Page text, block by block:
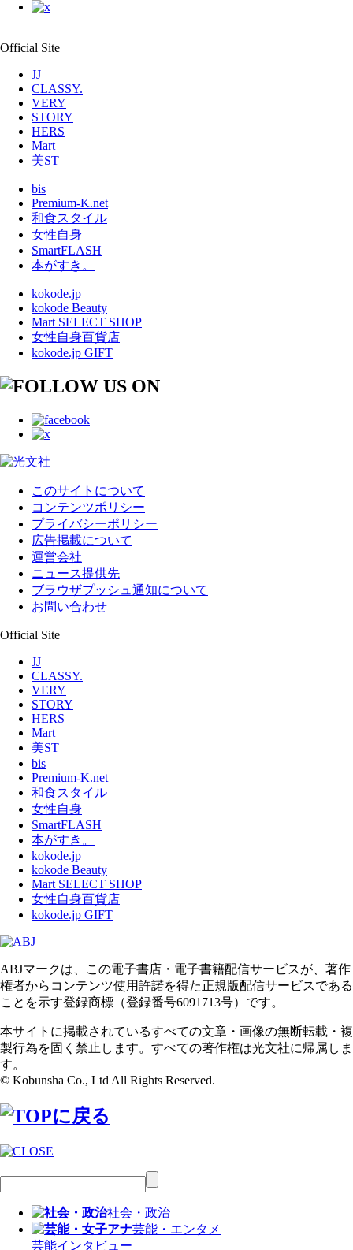
Official Site
JJ
CLASSY.
VERY
STORY
HERS
Mart
美ST
bis
Premium-K.net
和食スタイル
女性自身
SmartFLASH
本がすき。
kokode.jp
kokode Beauty
Mart SELECT SHOP
女性自身百貨店
kokode.jp GIFT
このサイトについて
コンテンツポリシー
プライバシーポリシー
広告掲載について
運営会社
ニュース提供先
ブラウザプッシュ通知について
お問い合わせ
Official Site
JJ
CLASSY.
VERY
STORY
HERS
Mart
美ST
bis
Premium-K.net
和食スタイル
女性自身
SmartFLASH
本がすき。
kokode.jp
kokode Beauty
Mart SELECT SHOP
女性自身百貨店
kokode.jp GIFT
ABJマークは、この電子書店・電子書籍配信サービスが、著作
権者からコンテンツ使用許諾を得た正規版配信サービスである
ことを示す登録商標（登録番号6091713号）です。
本サイトに掲載されているすべての文章・画像の無断転載・複
製行為を固く禁止します。すべての著作権は光文社に帰属しま
す。
© Kobunsha Co., Ltd All Rights Reserved.
社会・政治
芸能・エンタメ
芸能インタビュー